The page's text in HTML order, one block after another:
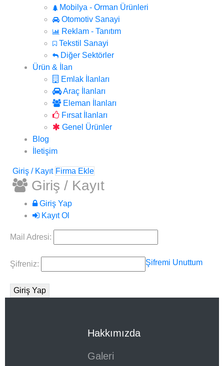
Mobilya - Orman Ürünleri
Otomotiv Sanayi
Reklam - Tanıtım
Tekstil Sanayi
Diğer Sektörler
Ürün & İlan
Emlak İlanları
Araç İlanları
Eleman İlanları
Fırsat İlanları
Genel Ürünler
Blog
İletişim
Giriş / Kayıt Firma Ekle
Giriş / Kayıt
Giriş Yap
Kayıt Ol
Mail Adresi:
Şifreniz: Şifremi Unuttum
Hakkımızda
Galeri